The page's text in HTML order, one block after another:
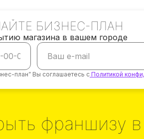
БИЗНЕС-ПЛАН
магазина в вашем городе
план” Вы соглашаетесь с Политикой
франшизу